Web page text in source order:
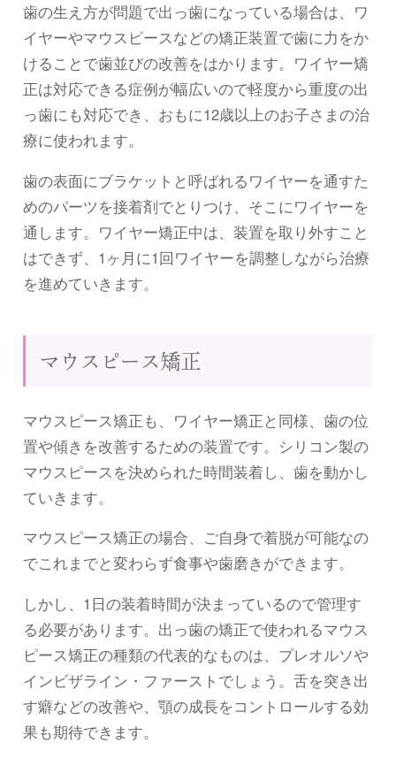
歯の生え方が問題で出っ歯になっている場合は、ワ
イヤーやマウスピースなどの矯正装置で歯に力をか
けることで歯並びの改善をはかります。ワイヤー矯
正は対応できる症例が幅広いので軽度から重度の出
っ歯にも対応でき、おもに12歳以上のお子さまの治
療に使われます。
歯の表面にブラケットと呼ばれるワイヤーを通すた
めのパーツを接着剤でとりつけ、そこにワイヤーを
通します。ワイヤー矯正中は、装置を取り外すこと
はできず、1ヶ月に1回ワイヤーを調整しながら治療
を進めていきます。
マウスピース矯正
マウスピース矯正も、ワイヤー矯正と同様、歯の位
置や傾きを改善するための装置です。シリコン製の
マウスピースを決められた時間装着し、歯を動かし
ていきます。
マウスピース矯正の場合、ご自身で着脱が可能なの
でこれまでと変わらず食事や歯磨きができます。
しかし、1日の装着時間が決まっているので管理す
る必要があります。出っ歯の矯正で使われるマウス
ピース矯正の種類の代表的なものは、プレオルソや
インビザライン・ファーストでしょう。舌を突き出
す癖などの改善や、顎の成長をコントロールする効
果も期待できます。